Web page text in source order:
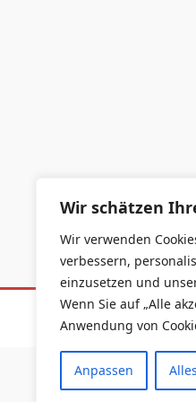
Wir schätzen
Wir verwenden
verbessern,
einzusetzen und
Wenn Sie auf „Alle
Anwendung von
Anpassen